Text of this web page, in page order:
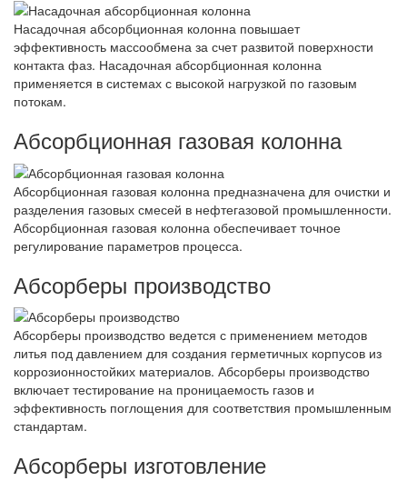
Насадочная абсорбционная колонна повышает
эффективность массообмена за счет развитой поверхности
контакта фаз. Насадочная абсорбционная колонна
применяется в системах с высокой нагрузкой по газовым
потокам.
Абсорбционная газовая колонна
Абсорбционная газовая колонна предназначена для очистки и
разделения газовых смесей в нефтегазовой промышленности.
Абсорбционная газовая колонна обеспечивает точное
регулирование параметров процесса.
Абсорберы производство
Абсорберы производство ведется с применением методов
литья под давлением для создания герметичных корпусов из
коррозионностойких материалов. Абсорберы производство
включает тестирование на проницаемость газов и
эффективность поглощения для соответствия промышленным
стандартам.
Абсорберы изготовление